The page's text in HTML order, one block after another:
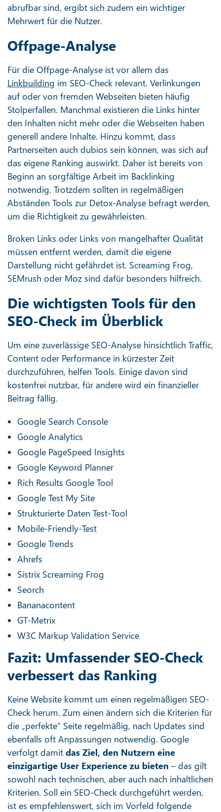
abrufbar sind, ergibt sich zudem ein wichtiger
Mehrwert für die Nutzer.
Offpage-Analyse
Für die Offpage-Analyse ist vor allem das
Linkbuilding im SEO-Check relevant. Verlinkungen
auf oder von fremden Webseiten bieten häufig
Stolperfallen. Manchmal existieren die Links hinter
den Inhalten nicht mehr oder die Webseiten haben
generell andere Inhalte. Hinzu kommt, dass
Partnerseiten auch dubios sein können, was sich auf
das eigene Ranking auswirkt. Daher ist bereits von
Beginn an sorgfältige Arbeit im Backlinking
notwendig. Trotzdem sollten in regelmäßigen
Abständen Tools zur Detox-Analyse befragt werden,
um die Richtigkeit zu gewährleisten.
Broken Links oder Links von mangelhafter Qualität
müssen entfernt werden, damit die eigene
Darstellung nicht gefährdet ist. Screaming Frog,
SEMrush oder Moz sind dafür besonders hilfreich.
Die wichtigsten Tools für den
SEO-Check im Überblick
Um eine zuverlässige SEO-Analyse hinsichtlich Traffic,
Content oder Performance in kürzester Zeit
durchzuführen, helfen Tools. Einige davon sind
kostenfrei nutzbar, für andere wird ein finanzieller
Beitrag fällig.
Google Search Console
Google Analytics
Google PageSpeed Insights
Google Keyword Planner
Rich Results Google Tool
Google Test My Site
Strukturierte Daten Test-Tool
Mobile-Friendly-Test
Google Trends
Ahrefs
Sistrix Screaming Frog
Seorch
Bananacontent
GT-Metrix
W3C Markup Validation Service
Fazit: Umfassender SEO-Check
verbessert das Ranking
Keine Website kommt um einen regelmäßigen SEO-
Check herum. Zum einen ändern sich die Kriterien für
die „perfekte“ Seite regelmäßig, nach Updates sind
ebenfalls oft Anpassungen notwendig. Google
verfolgt damit das Ziel, den Nutzern eine
einzigartige User Experience zu bieten – das gilt
sowohl nach technischen, aber auch nach inhaltlichen
Kriterien. Soll ein SEO-Check durchgeführt werden,
ist es empfehlenswert, sich im Vorfeld folgende